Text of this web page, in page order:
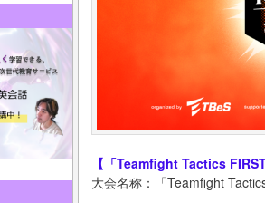
【「Teamfight Tactics
大会名称：「Teamfight